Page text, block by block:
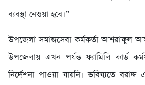
ব্যবস্থা নেওয়া হবে।”
উপজেলা সমাজসেবা কর্মকর্তা আশরাফুল
উপজেলায় এখন পর্যন্ত ফ্যামিলি কার্ড
নির্দেশনা পাওয়া যায়নি। ভবিষ্যতে